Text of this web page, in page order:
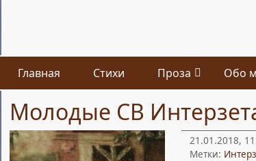
Главная Стихи Проза Обо
Молодые СВ
21.01.2018,
Метки: